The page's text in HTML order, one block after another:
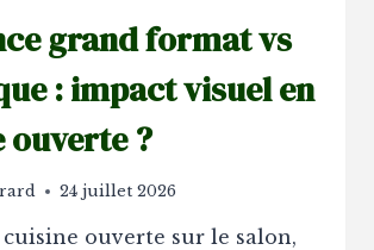
grand format vs
: impact visuel en
ouverte ?
24 juillet 2026
ouverte sur le salon,